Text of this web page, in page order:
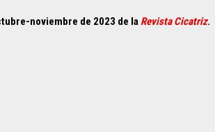
noviembre de 2023 de la Revista Cicatriz.